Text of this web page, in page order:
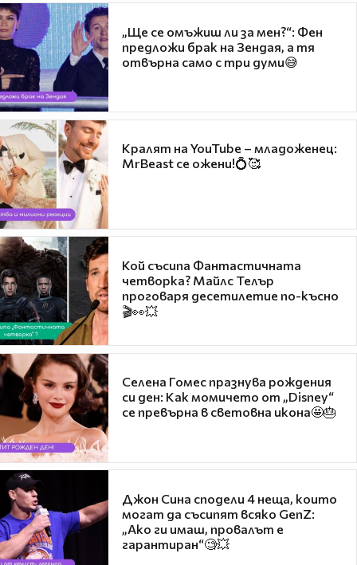
„Ще се омъжиш ли за мен?“: Фен
предложи брак на Зендая, а тя
отвърна само с три думи😅
Кралят на YouTube – младоженец:
MrBeast се ожени!💍🥰
Кой съсипа Фантастичната
четворка? Майлс Телър
проговаря десетилетие по-късно
🎬👀💥
Селена Гомес празнува рождения
си ден: Как момичето от „Disney“
се превърна в световна икона🤩🎂
Джон Сина сподели 4 неща, които
могат да съсипят всяко GenZ:
„Ако ги имаш, провалът е
гарантиран“🧐💥